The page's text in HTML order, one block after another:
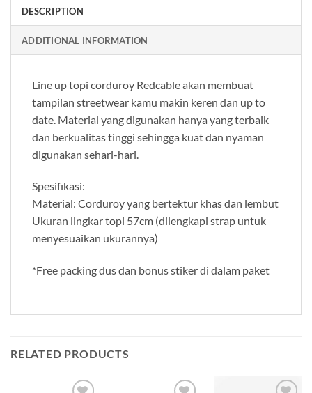
DESCRIPTION
ADDITIONAL INFORMATION
Line up topi corduroy Redcable akan membuat
tampilan streetwear kamu makin keren dan up to
date. Material yang digunakan hanya yang terbaik
dan berkualitas tinggi sehingga kuat dan nyaman
digunakan sehari-hari.
Spesifikasi:
Material: Corduroy yang bertektur khas dan lembut
Ukuran lingkar topi 57cm (dilengkapi strap untuk
menyesuaikan ukurannya)
*Free packing dus dan bonus stiker di dalam paket
RELATED PRODUCTS